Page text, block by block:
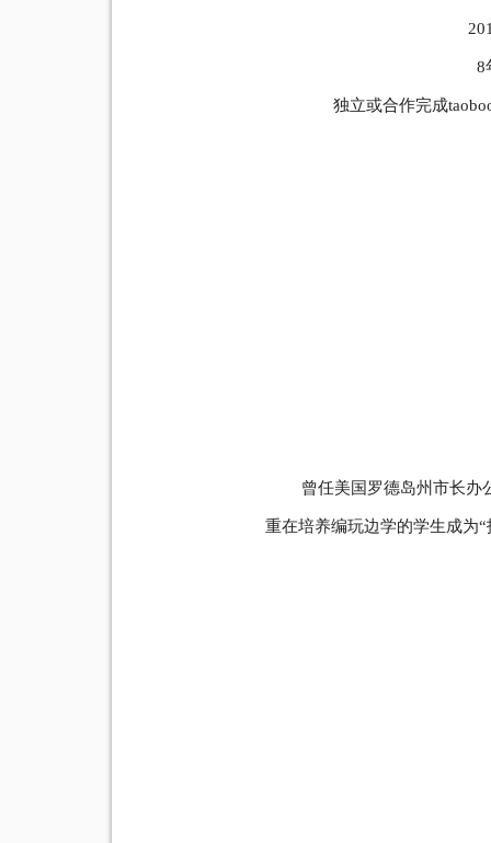
8
独立或合作完成
曾任美国罗德岛州市长办
重在培养编玩边学的学生成为